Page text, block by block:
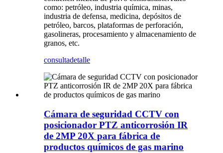
como: petróleo, industria química, minas,
industria de defensa, medicina, depósitos de
petróleo, barcos, plataformas de perforación,
gasolineras, procesamiento y almacenamiento de
granos, etc.
consultadetalle
Cámara de seguridad CCTV con
posicionador PTZ anticorrosión IR
de 2MP 20X para fábrica de
productos químicos de gas marino